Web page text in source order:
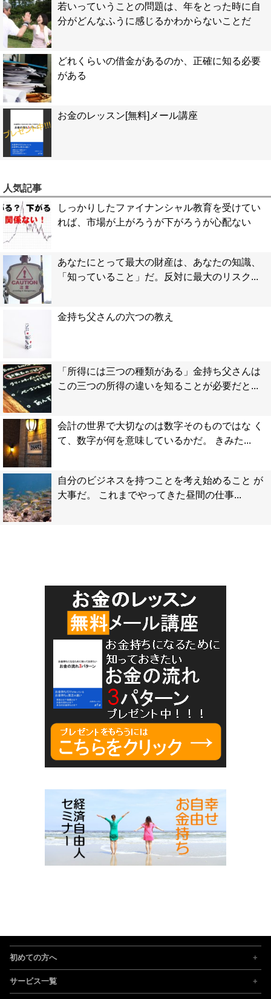
若いっていうことの問題は、年をとった時に自
分がどんなふうに感じるかわからないことだ
どれくらいの借金があるのか、正確に知る必要
がある
お金のレッスン[無料]メール講座
人気記事
しっかりしたファイナンシャル教育を受けてい
れば、市場が上がろうが下がろうが心配ない
あなたにとって最大の財産は、あなたの知識、
「知っていること」だ。反対に最大のリスク...
金持ち父さんの六つの教え
「所得には三つの種類がある」金持ち父さんは
この三つの所得の違いを知ることが必要だと...
会計の世界で大切なのは数字そのものではな く
て、数字が何を意味しているかだ。 きみた...
自分のビジネスを持つことを考え始めること が
大事だ。 これまでやってきた昼間の仕事...
初めての方へ
サービス一覧